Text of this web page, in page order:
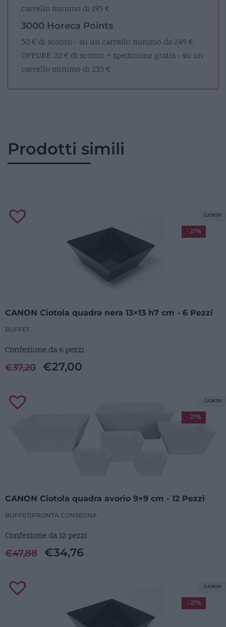
carrello minimo di 195 €
3000 Horeca Points
50 € di sconto - su un carrello minimo da 249 €
OPPURE 20 € di sconto + spedizione gratis - su un
carrello minimo di 235 €
Prodotti simili
CANON Ciotola quadra nera 13×13 h7 cm - 6 Pezzi
BUFFET
Confezione da 6 pezzi
€37,20 €27,00
- 27%
CANON
CANON Ciotola quadra avorio 9×9 cm - 12 Pezzi
BUFFET| PRONTA CONSEGNA
Confezione da 12 pezzi
€47,88 €34,76
- 27%
CANON
- 27%
CANON